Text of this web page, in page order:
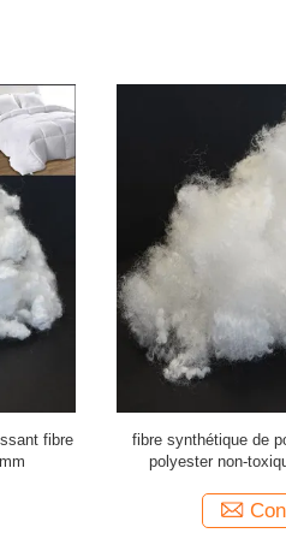
fibre
fibre synthétique de
polyester non-